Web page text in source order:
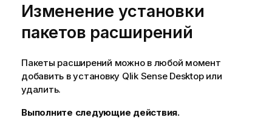
Изменение установки
пакетов расширений
Пакеты расширений можно в любой момент
добавить в установку Qlik Sense Desktopили
удалить.
Выполните следующие действия.